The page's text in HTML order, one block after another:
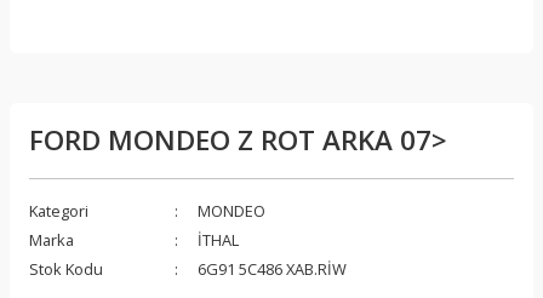
FORD MONDEO Z ROT ARKA 07>
Kategori
MONDEO
Marka
İTHAL
Stok Kodu
6G91 5C486 XAB.RİW